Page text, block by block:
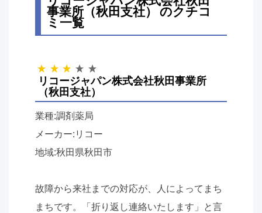
事業所（秋田支社） のクチコ
ミ一覧
リコージャパン株式会社秋田事業所
（秋田支社）
業種:調剤薬局
メーカー:リコー
地域:秋田県秋田市
故障から来社までの対応が、人によってまち
まちです。「折り返し連絡いたします」と言